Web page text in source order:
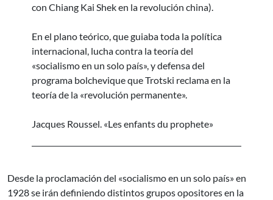
con Chiang Kai Shek en la revolución china).
En el plano teórico, que guiaba toda la política
internacional, lucha contra la teoría del
«socialismo en un solo país», y defensa del
programa bolchevique que Trotski reclama en la
teoría de la «revolución permanente».
Jacques Roussel. «Les enfants du prophete»
Desde la proclamación del «socialismo en un solo país» en
1928 se irán definiendo distintos grupos opositores en la